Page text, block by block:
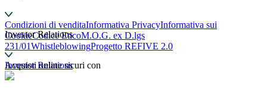
Condizioni di venditaInformativa PrivacyInformativa sui
CookieCodice EticoM.O.G. ex D.lgs
231/01WhistleblowingProgetto REFIVE 2.0
Investor Relations
Investor Relations
Acquisti online sicuri con